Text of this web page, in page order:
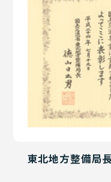
東北地方整備局